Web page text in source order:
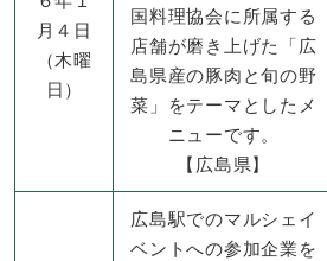
月４日
（木曜
日）
国料理協会に所属する
店舗が磨き上げた「広
島県産の豚肉と旬の野
菜」をテーマとしたメ
ニューです。
​【広島県】
広島駅でのマルシェイ
ベントへの参加企業を